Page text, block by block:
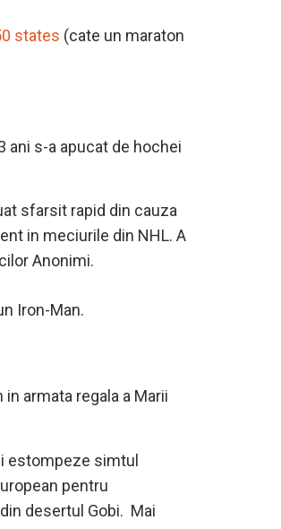
states (cate un maraton
ani s-a apucat de hochei
sfarsit rapid din cauza
in meciurile din NHL. A
Anonimi.
Iron-Man.
in armata regala a Marii
estompeze simtul
pentru
desertul Gobi. Mai